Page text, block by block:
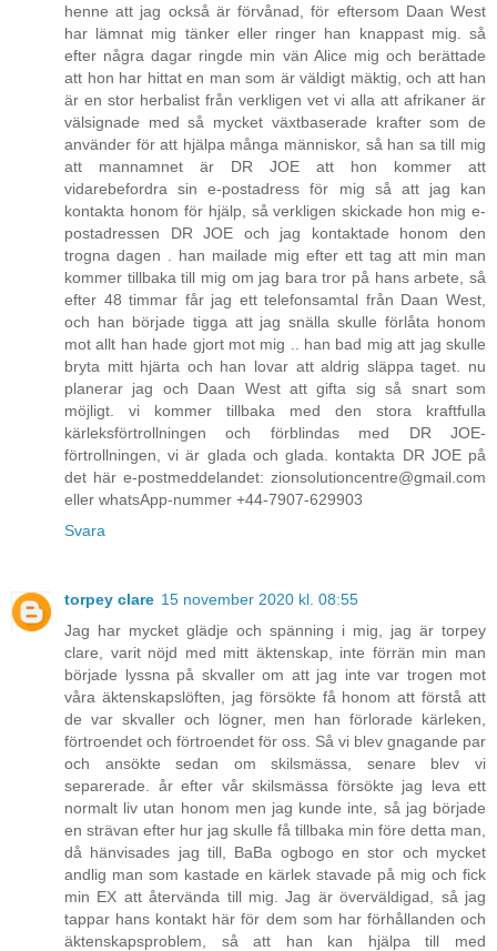
henne att jag också är förvånad, för eftersom Daan West
har lämnat mig tänker eller ringer han knappast mig. så
efter några dagar ringde min vän Alice mig och berättade
att hon har hittat en man som är väldigt mäktig, och att han
är en stor herbalist från verkligen vet vi alla att afrikaner är
välsignade med så mycket växtbaserade krafter som de
använder för att hjälpa många människor, så han sa till mig
att mannamnet är DR JOE att hon kommer att
vidarebefordra sin e-postadress för mig så att jag kan
kontakta honom för hjälp, så verkligen skickade hon mig e-
postadressen DR JOE och jag kontaktade honom den
trogna dagen . han mailade mig efter ett tag att min man
kommer tillbaka till mig om jag bara tror på hans arbete, så
efter 48 timmar får jag ett telefonsamtal från Daan West,
och han började tigga att jag snälla skulle förlåta honom
mot allt han hade gjort mot mig .. han bad mig att jag skulle
bryta mitt hjärta och han lovar att aldrig släppa taget. nu
planerar jag och Daan West att gifta sig så snart som
möjligt. vi kommer tillbaka med den stora kraftfulla
kärleksförtrollningen och förblindas med DR JOE-
förtrollningen, vi är glada och glada. kontakta DR JOE på
det här e-postmeddelandet: zionsolutioncentre@gmail.com
eller whatsApp-nummer +44-7907-629903
Svara
torpey clare 15 november 2020 kl. 08:55
Jag har mycket glädje och spänning i mig, jag är torpey
clare, varit nöjd med mitt äktenskap, inte förrän min man
började lyssna på skvaller om att jag inte var trogen mot
våra äktenskapslöften, jag försökte få honom att förstå att
de var skvaller och lögner, men han förlorade kärleken,
förtroendet och förtroendet för oss. Så vi blev gnagande par
och ansökte sedan om skilsmässa, senare blev vi
separerade. år efter vår skilsmässa försökte jag leva ett
normalt liv utan honom men jag kunde inte, så jag började
en strävan efter hur jag skulle få tillbaka min före detta man,
då hänvisades jag till, BaBa ogbogo en stor och mycket
andlig man som kastade en kärlek stavade på mig och fick
min EX att återvända till mig. Jag är överväldigad, så jag
tappar hans kontakt här för dem som har förhållanden och
äktenskapsproblem, så att han kan hjälpa till med